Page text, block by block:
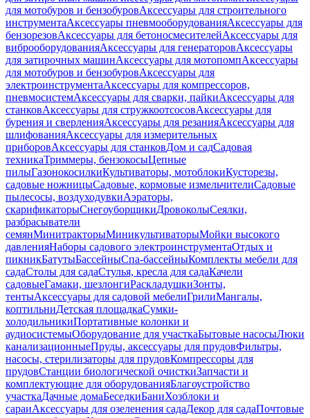
для мотобуров и бензобуровАксессуары для строительного
инструментаАксессуары пневмооборудованияАксессуары для
бензорезовАксессуары для бетоносмесителейАксессуары для
виброоборудованияАксессуары для генераторовАксессуары
для затирочных машинАксессуары для мотопомпАксессуары
для мотобуров и бензобуровАксессуары для
электроинструментаАксессуары для компрессоров,
пневмосистемАксессуары для сварки, пайкиАксессуары для
станковАксессуары для стружкоотсосовАксессуары для
бурения и сверленияАксессуары для резанияАксессуары для
шлифованияАксессуары для измерительных
приборовАксессуары для станковДом и садСадовая
техникаТриммеры, бензокосыЦепные
пилыГазонокосилкиКультиваторы, мотоблокиКусторезы,
садовые ножницыСадовые, кормовые измельчителиСадовые
пылесосы, воздуходувкиАэраторы,
скарификаторыСнегоуборщикиДровоколыСеялки,
разбрасыватели
семянМинитракторыМиникультиваторыМойки высокого
давленияНаборы садового электроинструментаОтдых и
пикникБатутыБассейныСпа-бассейныКомплекты мебели для
садаСтолы для садаСтулья, кресла для садаКачели
садовыеГамаки, шезлонгиРаскладушкиЗонты,
тентыАксессуары для садовой мебелиГрилиМангалы,
коптильниДетская площадкаСумки-
холодильникиПортативные колонки и
аудиосистемыОборудование для участкаБытовые насосыЛюки
канализационныеПруды, аксессуары для прудовФильтры,
насосы, стерилизаторы для прудовКомпрессоры для
прудовСтанции биологической очисткиЗапчасти и
комплектующие для оборудованияБлагоустройство
участкаДачные домаБеседкиБаниХозблоки и
сараиАксессуары для озеленения садаДекор для садаПочтовые